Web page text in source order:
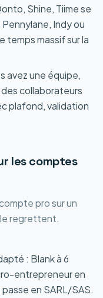
Shine, Tiime se
Indy ou
massif sur la
avez une équipe,
collaborateurs
plafond, validation
les comptes
pro sur un
le regrettent.
: Blank à 6
entrepreneur en
en SARL/SAS.